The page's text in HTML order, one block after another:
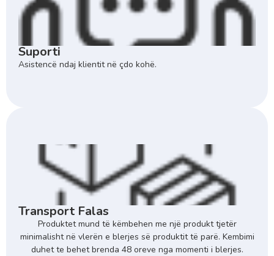
Suporti
Asistencë ndaj klientit në çdo kohë.
Transport Falas
Produktet mund të këmbehen me një produkt tjetër
minimalisht në vlerën e blerjes së produktit të parë. Kembimi
duhet te behet brenda 48 oreve nga momenti i blerjes.